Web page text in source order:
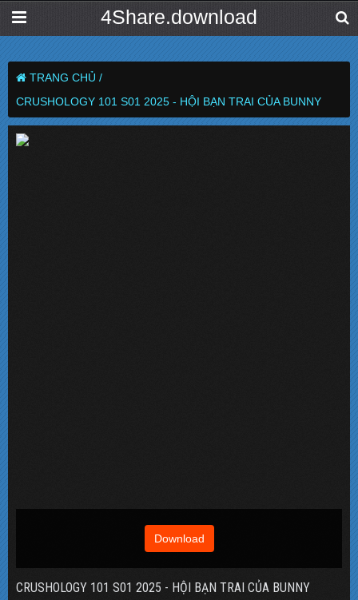
4Share.download
TRANG CHỦ /
CRUSHOLOGY 101 S01 2025 - HỘI BẠN TRAI CỦA BUNNY
Download
CRUSHOLOGY 101 S01 2025 - HỘI BẠN TRAI CỦA BUNNY